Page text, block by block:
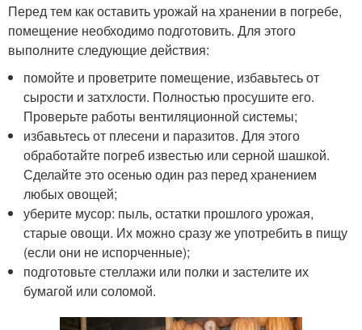
Перед тем как оставить урожай на хранении в погребе,
помещение необходимо подготовить. Для этого
выполните следующие действия:
помойте и проветрите помещение, избавьтесь от
сырости и затхлости. Полностью просушите его.
Проверьте работы вентиляционной системы;
избавьтесь от плесени и паразитов. Для этого
обработайте погреб известью или серной шашкой.
Сделайте это осенью один раз перед хранением
любых овощей;
уберите мусор: пыль, остатки прошлого урожая,
старые овощи. Их можно сразу же употребить в пищу
(если они не испорченные);
подготовьте стеллажи или полки и застелите их
бумагой или соломой.